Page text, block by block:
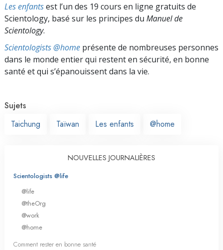
Les enfantsest l’un des 19 cours en ligne gratuits de
Scientology, basé sur les principes du Manuel de
Scientology.
Scientologists @home présente de nombreuses personnes
dans le monde entier qui restent en sécurité, en bonne
santé et qui s’épanouissent dans la vie.
Sujets
Taichung
Taïwan Les enfants @home
NOUVELLES JOURNALIÈRES
Scientologists @life
@life
@theOrg
@work
@home
Comment rester en bonne santé